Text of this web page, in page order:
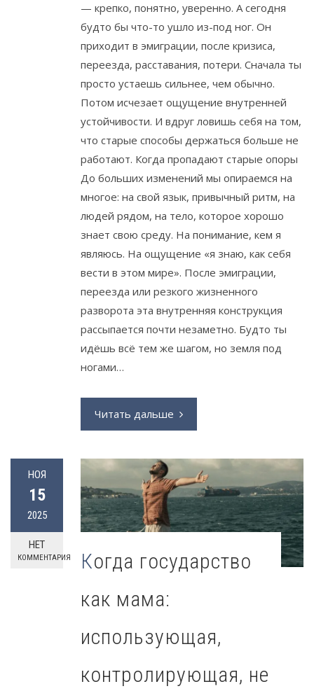
— крепко, понятно, уверенно. А сегодня
будто бы что-то ушло из-под ног. Он
приходит в эмиграции, после кризиса,
переезда, расставания, потери. Сначала ты
просто устаешь сильнее, чем обычно.
Потом исчезает ощущение внутренней
устойчивости. И вдруг ловишь себя на том,
что старые способы держаться больше не
работают. Когда пропадают старые опоры
До больших изменений мы опираемся на
многое: на свой язык, привычный ритм, на
людей рядом, на тело, которое хорошо
знает свою среду. На понимание, кем я
являюсь. На ощущение «я знаю, как себя
вести в этом мире». После эмиграции,
переезда или резкого жизненного
разворота эта внутренняя конструкция
рассыпается почти незаметно. Будто ты
идёшь всё тем же шагом, но земля под
ногами…
Читать дальше
НОЯ
15
2025
НЕТ
КОММЕНТАРИЯ
Когда государство
как мама:
использующая,
контролирующая, не